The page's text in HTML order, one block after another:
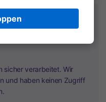
sicher verarbeitet. Wir
und haben keinen Zugriff